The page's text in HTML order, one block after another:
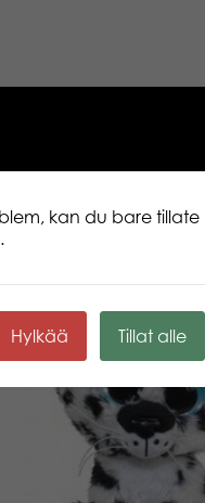
kan du bare tillate
Hylkää Tillat alle